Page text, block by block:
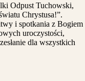
Odpust Tuchowski,
Chrystusa!”.
i spotkania z Bogiem
uroczystości,
dla wszystkich